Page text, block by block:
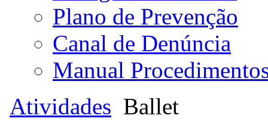
Plano de Prevenção
Canal de Denúncia
Manual
Atividades Ballet